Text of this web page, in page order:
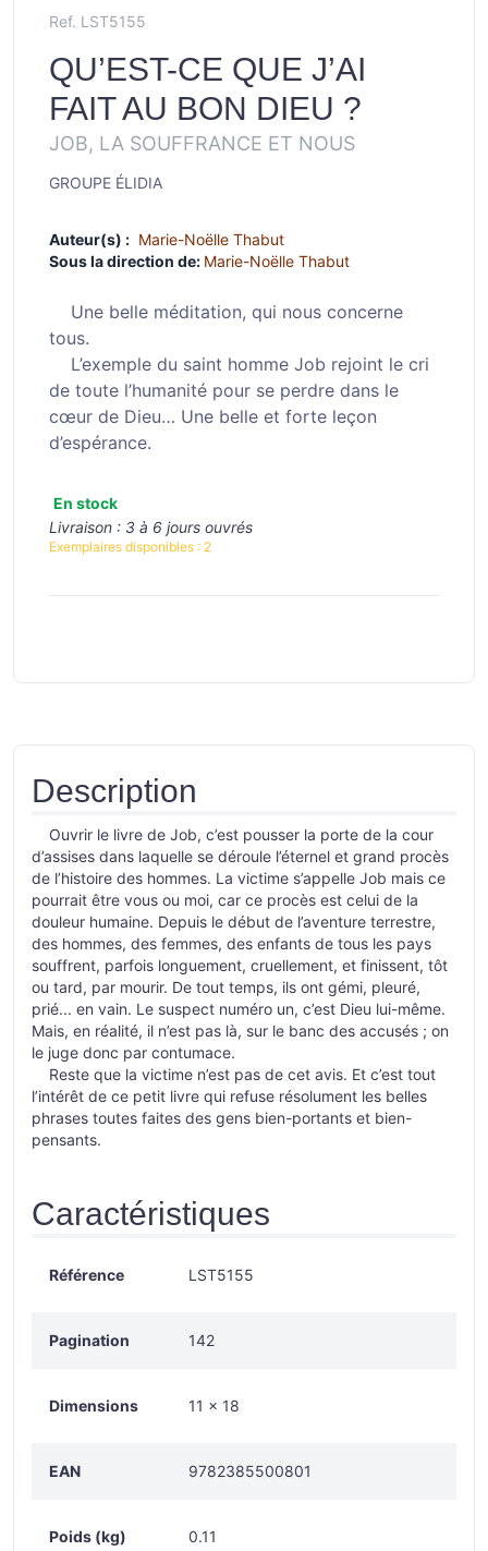
Ref. LST5155
QU’EST-CE QUE J’AI
FAIT AU BON DIEU ?
JOB, LA SOUFFRANCE ET NOUS
GROUPE ÉLIDIA
Auteur(s) : Marie-Noëlle Thabut
Sous la direction de: Marie-Noëlle Thabut
Une belle méditation, qui nous concerne
tous.
L’exemple du saint homme Job rejoint le cri
de toute l’humanité pour se perdre dans le
cœur de Dieu… Une belle et forte leçon
d’espérance.
En stock
Livraison : 3 à 6 jours ouvrés
Exemplaires disponibles : 2
Description
Ouvrir le livre de Job, c’est pousser la porte de la cour
d’assises dans laquelle se déroule l’éternel et grand procès
de l’histoire des hommes. La victime s’appelle Job mais ce
pourrait être vous ou moi, car ce procès est celui de la
douleur humaine. Depuis le début de l’aventure terrestre,
des hommes, des femmes, des enfants de tous les pays
souffrent, parfois longuement, cruellement, et finissent, tôt
ou tard, par mourir. De tout temps, ils ont gémi, pleuré,
prié... en vain. Le suspect numéro un, c’est Dieu lui-même.
Mais, en réalité, il n’est pas là, sur le banc des accusés ; on
le juge donc par contumace.
Reste que la victime n’est pas de cet avis. Et c’est tout
l’intérêt de ce petit livre qui refuse résolument les belles
phrases toutes faites des gens bien-portants et bien-
pensants.
Caractéristiques
Référence LST5155
Pagination 142
Dimensions 11 × 18
EAN 9782385500801
Poids (kg) 0.11